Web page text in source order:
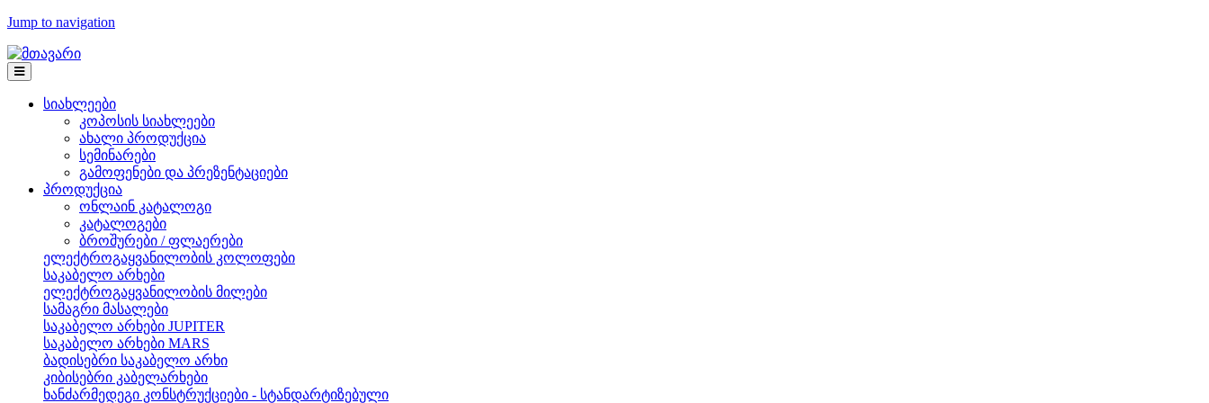
Jump to navigation
სიახლეები
კოპოსის სიახლეები
ახალი პროდუქცია
სემინარები
გამოფენები და პრეზენტაციები
პროდუქცია
ონლაინ კატალოგი
კატალოგები
ბროშურები / ფლაერები
ელექტროგაყვანილობის კოლოფები
საკაბელო არხები
ელექტროგაყვანილობის მილები
სამაგრი მასალები
საკაბელო არხები JUPITER
საკაბელო არხები MARS
ბადისებრი საკაბელო არხი
კიბისებრი კაბელარხები
ხანძარმედეგი კონსტრუქციები - სტანდარტიზებული